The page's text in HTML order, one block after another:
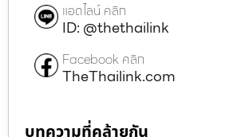
แอดไลน์ คลิก
ID: @thethailink
Facebook คลิก
TheThailink.com